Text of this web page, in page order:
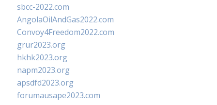
sbcc-2022.com
AngolaOilAndGas2022.com
Convoy4Freedom2022.com
grur2023.org
hkhk2023.org
napm2023.org
apsdfd2023.org
forumausape2023.com